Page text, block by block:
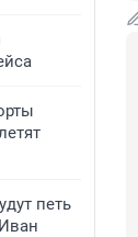
петь